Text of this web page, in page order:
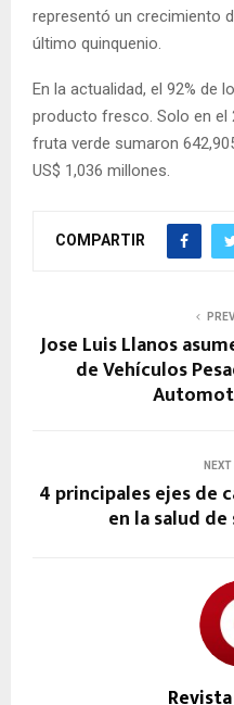
representó un crecimiento
último quinquenio.
En la actualidad, el 92% de
producto fresco. Solo en el
fruta verde sumaron
US$ 1,036 millones.
COMPARTIR
Jose Luis Llanos
de Vehículos
4 principales ejes de
en la salud